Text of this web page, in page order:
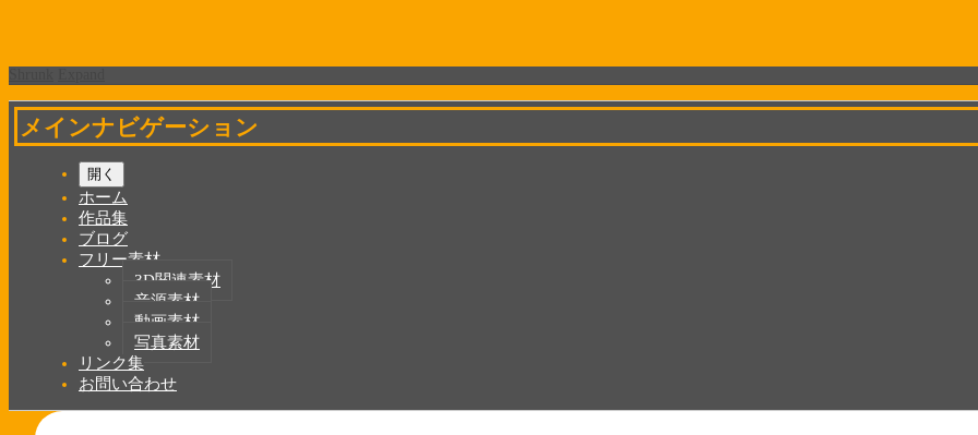
メインナビゲーション
開く
ホーム
作品集
ブログ
フリー素材
3D関連素材
音源素材
動画素材
写真素材
リンク集
お問い合わせ